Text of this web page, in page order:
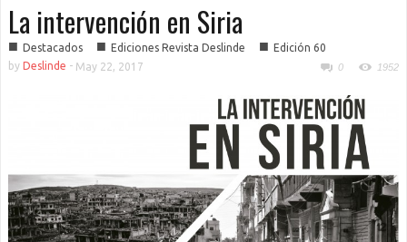
La intervención en Siria
■ Destacados ■ Ediciones Revista Deslinde ■ Edición 60
by Deslinde - May 22, 2017 0 1952